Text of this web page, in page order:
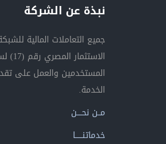
نبذة عن الشركة
جميع التعاملات المالية
المستخدمين والعمل على
الخدمة.
مــن نحــــن
خدماتنــــــا